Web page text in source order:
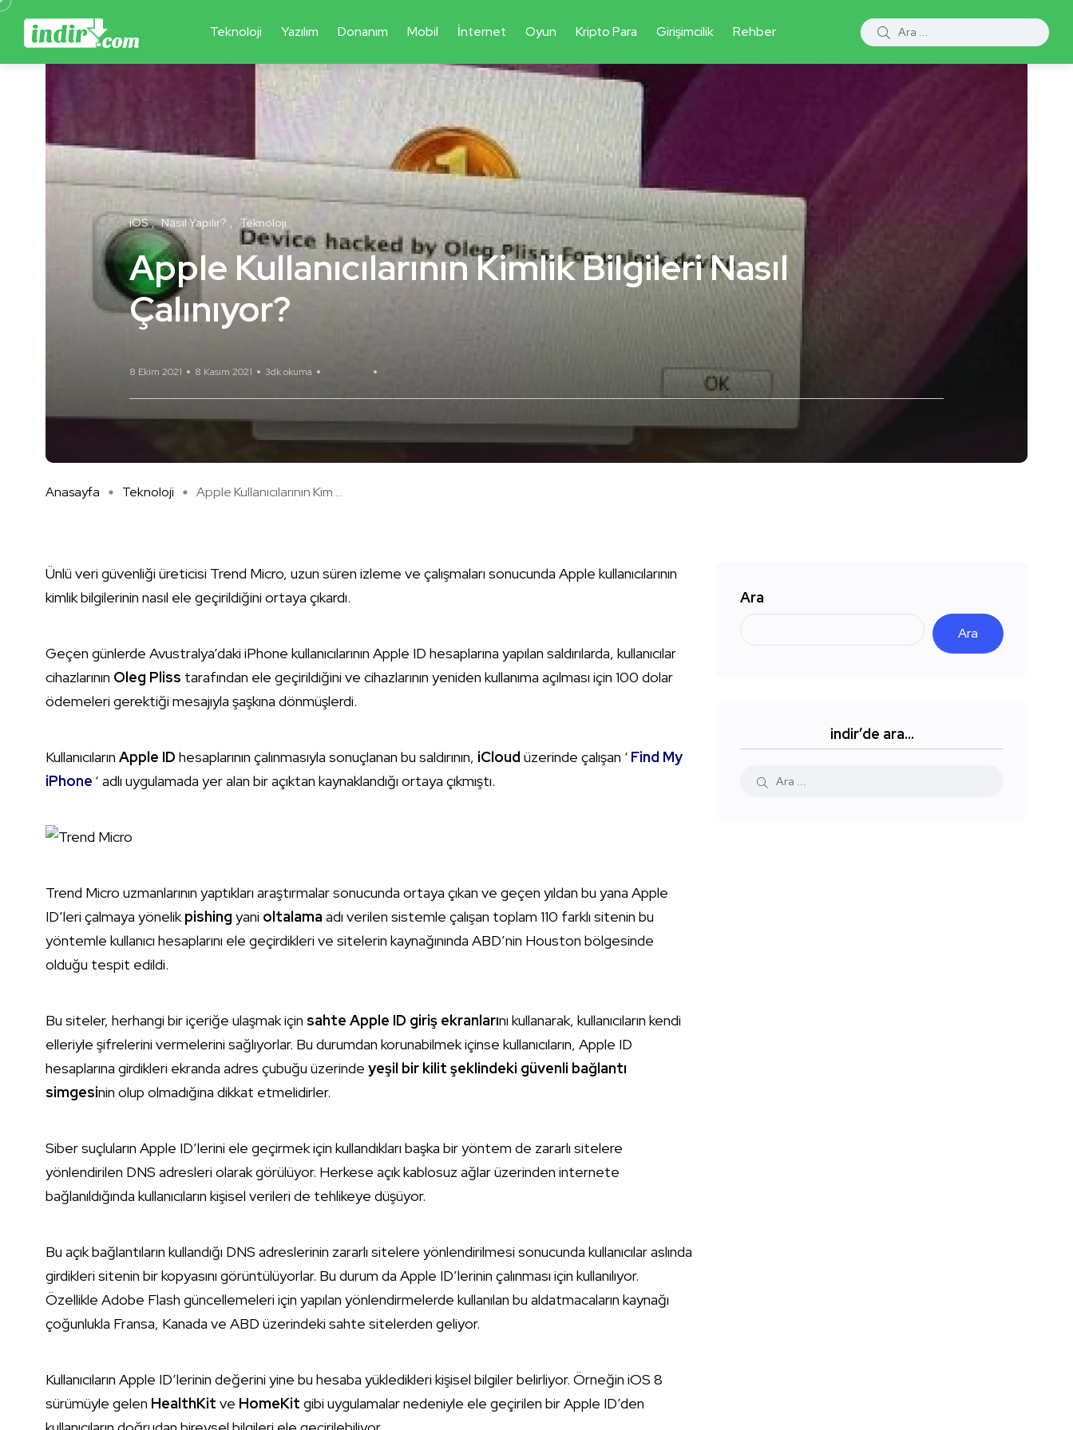
Teknoloji Yazılım Donanım Mobil İnternet Oyun Kripto Para Girişimcilik Rehber
iOS Nasıl Yapılır? Teknoloji
Apple Kullanıcılarının Kimlik Bilgileri Nasıl
Çalınıyor?
8 Ekim 2021 8 Kasım 2021 3dk okuma
Anasayfa Teknoloji Apple Kullanıcılarının Kim ...
Ünlü veri güvenliği üreticisi Trend Micro, uzun süren izleme ve çalışmaları sonucunda Apple kullanıcılarının
kimlik bilgilerinin nasıl ele geçirildiğini ortaya çıkardı.
Geçen günlerde Avustralya’daki iPhone kullanıcılarının Apple ID hesaplarına yapılan saldırılarda, kullanıcılar
cihazlarının Oleg Pliss tarafından ele geçirildiğini ve cihazlarının yeniden kullanıma açılması için 100 dolar
ödemeleri gerektiği mesajıyla şaşkına dönmüşlerdi.
Kullanıcıların Apple ID hesaplarının çalınmasıyla sonuçlanan bu saldırının, iCloud üzerinde çalışan ‘ Find My
iPhone ‘ adlı uygulamada yer alan bir açıktan kaynaklandığı ortaya çıkmıştı.
Trend Micro uzmanlarının yaptıkları araştırmalar sonucunda ortaya çıkan ve geçen yıldan bu yana Apple
ID’leri çalmaya yönelikpishing yani oltalama adı verilen sistemle çalışan toplam 110 farklı sitenin bu
yöntemle kullanıcı hesaplarını ele geçirdikleri ve sitelerin kaynağınında ABD’nin Houston bölgesinde
olduğu tespit edildi.
Bu siteler, herhangi bir içeriğe ulaşmak için sahte Apple ID giriş ekranlarını kullanarak, kullanıcıların kendi
elleriyle şifrelerini vermelerini sağlıyorlar. Bu durumdan korunabilmek içinse kullanıcıların, Apple ID
hesaplarına girdikleri ekranda adres çubuğu üzerinde yeşil bir kilit şeklindeki güvenli bağlantı
simgesinin olup olmadığına dikkat etmelidirler.
Siber suçluların Apple ID’lerini ele geçirmek için kullandıkları başka bir yöntem de zararlı sitelere
yönlendirilen DNS adresleri olarak görülüyor. Herkese açık kablosuz ağlar üzerinden internete
bağlanıldığında kullanıcıların kişisel verileri de tehlikeye düşüyor.
Bu açık bağlantıların kullandığı DNS adreslerinin zararlı sitelere yönlendirilmesi sonucunda kullanıcılar aslında
girdikleri sitenin bir kopyasını görüntülüyorlar. Bu durum da Apple ID’lerinin çalınması için kullanılıyor.
Özellikle Adobe Flash güncellemeleri için yapılan yönlendirmelerde kullanılan bu aldatmacaların kaynağı
çoğunlukla Fransa, Kanada ve ABD üzerindeki sahte sitelerden geliyor.
Kullanıcıların Apple ID’lerinin değerini yine bu hesaba yükledikleri kişisel bilgiler belirliyor. Örneğin iOS 8
sürümüyle gelen HealthKit ve HomeKit gibi uygulamalar nedeniyle ele geçirilen bir Apple ID’den
Ara
Ara
indir’de ara…